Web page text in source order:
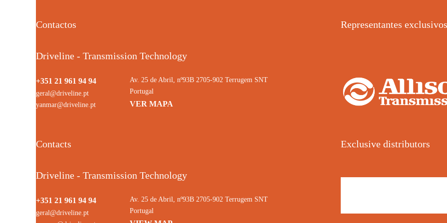
Contactos
Driveline - Transmission Technology
+351 21 961 94 94
geral@driveline.pt
yanmar@driveline.pt
Av. 25 de Abril, nº93B 2705-902 Terrugem SNT
Portugal
VER MAPA
Representantes exclusivos
Contacts
Driveline - Transmission Technology
+351 21 961 94 94
geral@driveline.pt
Av. 25 de Abril, nº93B 2705-902 Terrugem SNT
Portugal
Exclusive distributors